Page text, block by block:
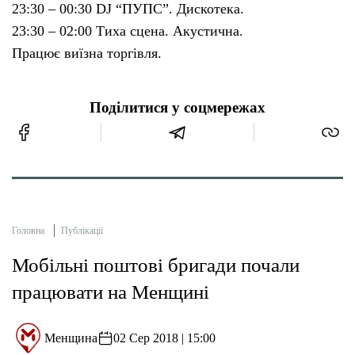
23:30 – 00:30 DJ “ПУПС”. Дискотека.
23:30 – 02:00 Тиха сцена. Акустична.
Працює виїзна торгівля.
Поділитися у соцмережах
Головна Публікації
Мобільні поштові бригади почали
працювати на Менщині
Менщина 02 Сер 2018 | 15:00